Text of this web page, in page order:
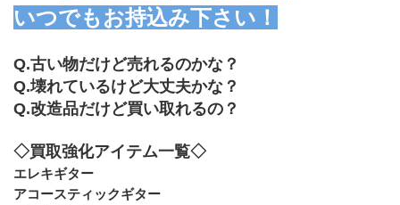
いつでもお持込み下さい！
Q.古い物だけど売れるのかな？
Q.壊れているけど大丈夫かな？
Q.改造品だけど買い取れるの？
◇買取強化アイテム一覧◇
エレキギター
アコースティックギター